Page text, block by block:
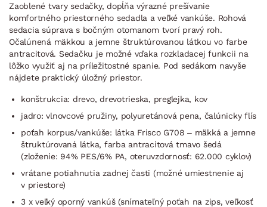
Zaoblené tvary sedačky, dopĺňa výrazné prešívanie
komfortného priestorného sedadla a veľké vankúše. Rohová
sedacia súprava s bočným otomanom tvorí pravý roh.
Očalúnená mäkkou a jemne štruktúrovanou látkou vo farbe
antracitová. Sedačku je možné vďaka rozkladacej funkcii na
lôžko využiť aj na príležitostné spanie. Pod sedákom navyše
nájdete praktický úložný priestor.
konštrukcia: drevo, drevotrieska, preglejka, kov
jadro: vlnovcové pružiny, polyuretánová pena, čalúnicky flís
poťah korpus/vankúše: látka Frisco G708 – mäkká a jemne
štruktúrovaná látka, farba antracitová tmavo šedá
(zloženie: 94% PES/6% PA, oteruvzdornosť: 62.000 cyklov)
vrátane potiahnutia zadnej časti (možné umiestnenie aj
v priestore)
3 x veľký oporný vankúš (snímateľný poťah na zips, veľkosť